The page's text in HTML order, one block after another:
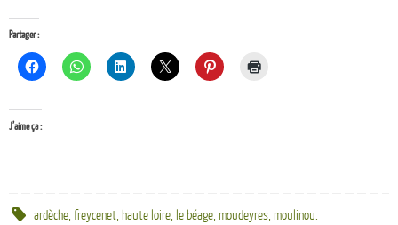
Partager :
J’aime ça :
ardèche,freycenet, haute loire, le béage, moudeyres, moulinou.